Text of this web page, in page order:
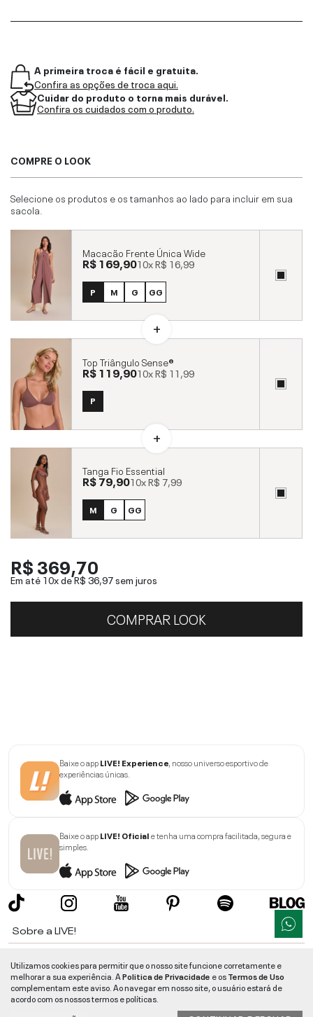
A primeira troca é fácil e gratuita.
Confira as opções de troca aqui.
Cuidar do produto o torna mais durável.
Confira os cuidados com o produto.
COMPRE O LOOK
Selecione os produtos e os tamanhos ao lado para incluir em sua
sacola.
Macacão Frente Única Wide
R$ 169,9010xR$ 16,99
P M G GG
Top Triângulo Sense®
R$ 119,9010xR$ 11,99
P
Tanga Fio Essential
R$ 79,9010xR$ 7,99
M G GG
R$ 369,70
Em até 10x deR$ 36,97sem juros
COMPRAR LOOK
Baixe o appLIVE! Experience, nosso universo esportivo de
experiências únicas.
Baixe o appLIVE! Oficiale tenha uma compra facilitada, segura e
simples.
Sobre a LIVE!
Informações
Utilizamos cookies para permitir que o nosso site funcione corretamente e
melhorar a sua experiência. APolitica de Privacidade e osTermos de Uso
complementam este aviso. Ao navegar em nosso site, o usuário estará de
acordo com os nossos termos e políticas.